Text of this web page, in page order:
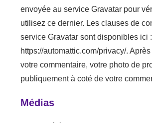
envoyée au service Gravatar pour
utilisez ce dernier. Les clauses de
service Gravatar sont disponibles ici :
https://automattic.com/privacy/.
votre commentaire, votre photo de
publiquement à coté de votre
Médias